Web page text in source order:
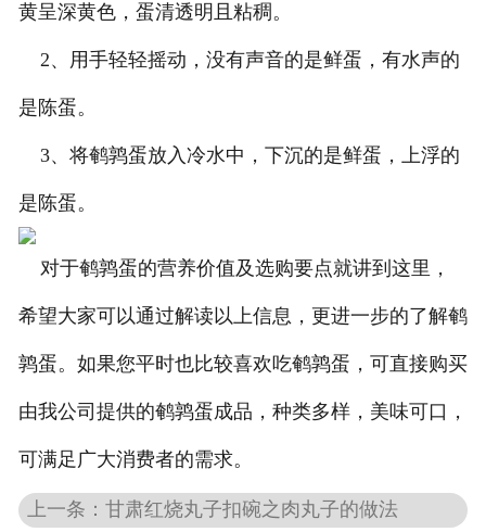
黄呈深黄色，蛋清透明且粘稠。
2、用手轻轻摇动，没有声音的是鲜蛋，有水声的
是陈蛋。
3、将鹌鹑蛋放入冷水中，下沉的是鲜蛋，上浮的
是陈蛋。
对于鹌鹑蛋的营养价值及选购要点就讲到这里，
希望大家可以通过解读以上信息，更进一步的了解鹌
鹑蛋。如果您平时也比较喜欢吃鹌鹑蛋，可直接购买
由我公司提供的鹌鹑蛋成品，种类多样，美味可口，
可满足广大消费者的需求。
上一条：甘肃红烧丸子扣碗之肉丸子的做法